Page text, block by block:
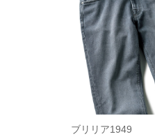
ブリリア1949